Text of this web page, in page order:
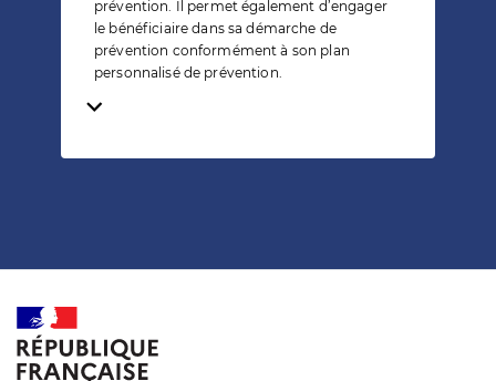
prévention. Il permet également d’engager
le bénéficiaire dans sa démarche de
prévention conformément à son plan
personnalisé de prévention.
Temps de lecture